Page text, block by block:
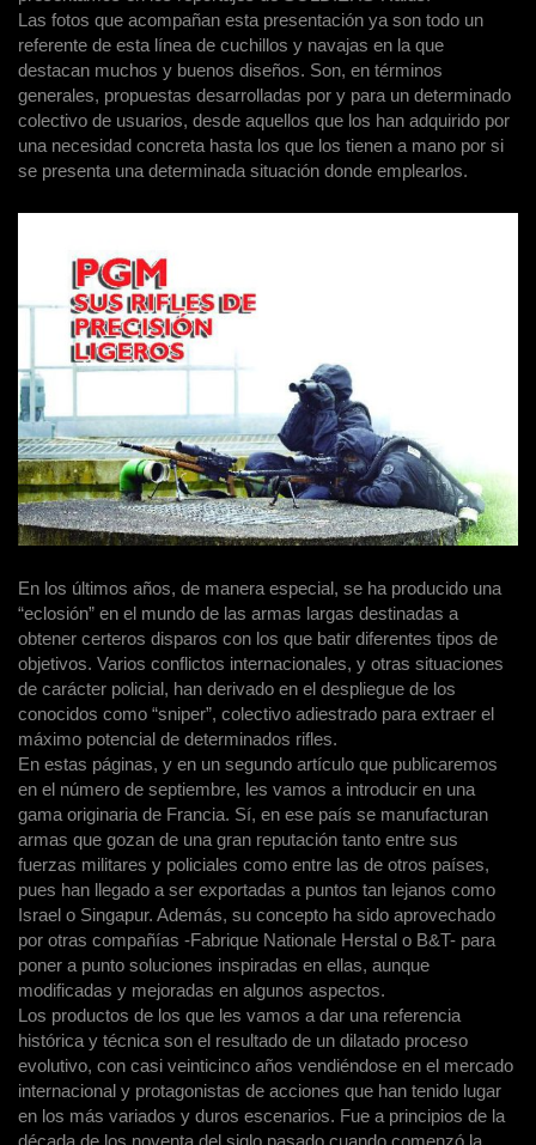
Las fotos que acompañan esta presentación ya son todo un
referente de esta línea de cuchillos y navajas en la que
destacan muchos y buenos diseños. Son, en términos
generales, propuestas desarrolladas por y para un determinado
colectivo de usuarios, desde aquellos que los han adquirido por
una necesidad concreta hasta los que los tienen a mano por si
se presenta una determinada situación donde emplearlos.
En los últimos años, de manera especial, se ha producido una
“eclosión” en el mundo de las armas largas destinadas a
obtener certeros disparos con los que batir diferentes tipos de
objetivos. Varios conflictos internacionales, y otras situaciones
de carácter policial, han derivado en el despliegue de los
conocidos como “sniper”, colectivo adiestrado para extraer el
máximo potencial de determinados rifles.
En estas páginas, y en un segundo artículo que publicaremos
en el número de septiembre, les vamos a introducir en una
gama originaria de Francia. Sí, en ese país se manufacturan
armas que gozan de una gran reputación tanto entre sus
fuerzas militares y policiales como entre las de otros países,
pues han llegado a ser exportadas a puntos tan lejanos como
Israel o Singapur. Además, su concepto ha sido aprovechado
por otras compañías -Fabrique Nationale Herstal o B&T- para
poner a punto soluciones inspiradas en ellas, aunque
modificadas y mejoradas en algunos aspectos.
Los productos de los que les vamos a dar una referencia
histórica y técnica son el resultado de un dilatado proceso
evolutivo, con casi veinticinco años vendiéndose en el mercado
internacional y protagonistas de acciones que han tenido lugar
en los más variados y duros escenarios. Fue a principios de la